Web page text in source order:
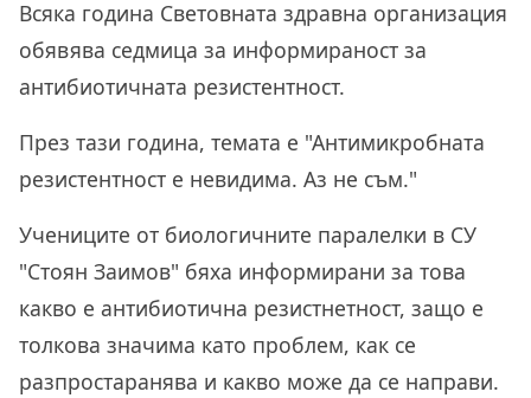
Всяка година Световната здравна организация
обявява седмица за информираност за
антибиотичната резистентност.
През тази година, темата е "Антимикробната
резистентност е невидима. Аз не съм."
Учениците от биологичните паралелки в СУ
"Стоян Заимов" бяха информирани за това
какво е антибиотична резистнетност, защо е
толкова значима като проблем, как се
разпростаранява и какво може да се направи.